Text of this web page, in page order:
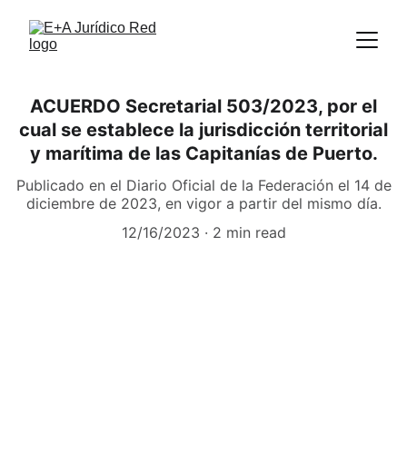
ACUERDO Secretarial 503/2023, por el
cual se establece la jurisdicción territorial
y marítima de las Capitanías de Puerto.
Publicado en el Diario Oficial de la Federación el 14 de
diciembre de 2023, en vigor a partir del mismo día.
12/16/2023
2 min read